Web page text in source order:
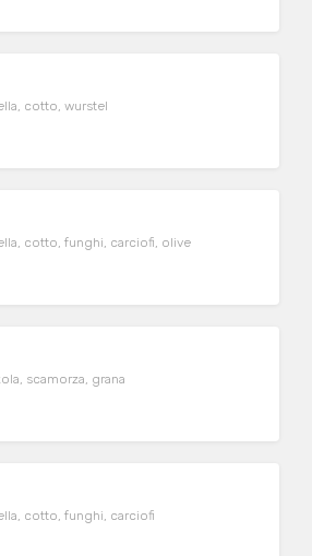
cotto, wurstel
cotto, funghi, carciofi, olive
scamorza, grana
cotto, funghi, carciofi